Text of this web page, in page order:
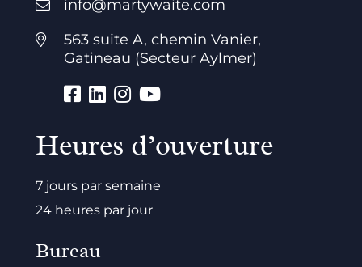
info@martywaite.com
563 suite A, chemin Vanier,
Gatineau (Secteur Aylmer)
Heures d’ouverture
7 jours par semaine
24 heures par jour
Bureau